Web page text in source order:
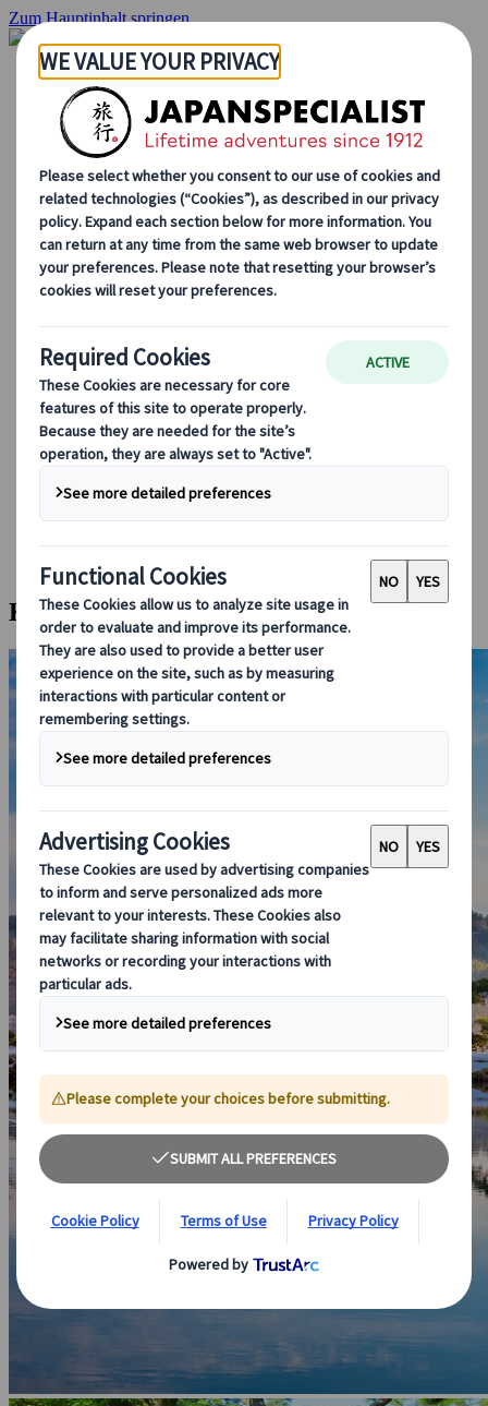
Zum Hauptinhalt springen
Startseite
Rundreisen
Individuelle Reisen
Gruppenreisen
Selbstfahrerreisen
Ausflüge
Maßgeschneiderte Gruppenreisen
Japan Rail Pass
Wie wir arbeiten
Über uns
Treffen Sie unser Team
Werden Sie Teil unseres Teams
Saisonale Reisetipps
Highlights des Reiseziels
Kulturelle Einblicke
Kulinarische Erlebnisse
Entdecke Japan mit dem Zug
Häufig gestellte Fragen
Wichtige Informationen
Etikette in Japan
Autofahren in Japan
Bei uns buchen
Japan Rail Pass
Unterkunft
Online-Beratung
Kanazawa Halbtagestour